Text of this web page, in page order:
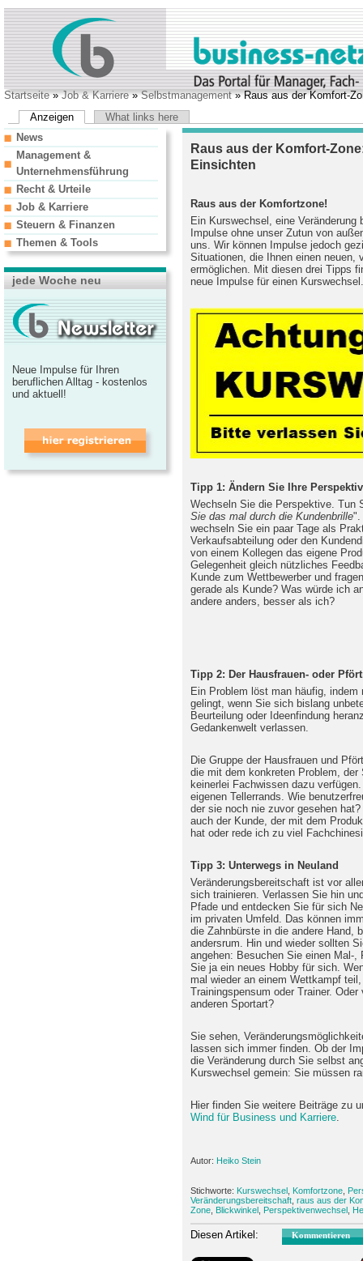
Startseite»Job & Karriere»Selbstmanagement» Raus aus der Komfort-
Anzeigen
What links here
Raus aus der Komfort-
Einsichten
Raus aus der Komfortzone!
Ein Kurswechsel, eine
Impulse ohne unser Zutun von
uns. Wir können Impulse jedoch
Situationen, die Ihnen einen neuen,
ermöglichen. Mit diesen drei Tipps
neue Impulse für einen Kurswechsel.
Tipp 1: Ändern Sie Ihre
Wechseln Sie die Perspektive. Tun
Sie das mal durch die Kundenbrille".
wechseln Sie ein paar Tage als
Verkaufsabteilung oder den
von einem Kollegen das eigene
Gelegenheit gleich nützliches
Kunde zum Wettbewerber und
gerade als Kunde? Was würde ich
andere anders, besser als ich?
Tipp 2: Der Hausfrauen- oder
Ein Problem löst man häufig,
gelingt, wenn Sie sich bislang
Beurteilung oder Ideenfindung
Gedankenwelt verlassen.
Die Gruppe der Hausfrauen und
die mit dem konkreten Problem,
keinerlei Fachwissen dazu
eigenen Tellerrands. Wie
der sie noch nie zuvor gesehen
auch der Kunde, der mit dem
hat oder rede ich zu viel
Tipp 3: Unterwegs in Neuland
Veränderungsbereitschaft ist vor
sich trainieren. Verlassen Sie hin
Pfade und entdecken Sie für sich
im privaten Umfeld. Das können
die Zahnbürste in die andere Hand,
andersrum. Hin und wieder sollten
angehen: Besuchen Sie einen Mal-
Sie ja ein neues Hobby für sich.
mal wieder an einem Wettkampf
Trainingspensum oder Trainer.
anderen Sportart?
Sie sehen,
lassen sich immer finden. Ob der
die Veränderung durch Sie selbst
Kurswechsel gemein: Sie müssen
Hier finden Sie weitere Beiträge zu
Wind für Business und Karriere
Autor: Heiko Stein
Stichworte: Kurswechsel Komfortzone
Veränderungsbereitschaft raus aus der
Zone Blickwinkel Perspektivenwechsel
Diesen Artikel: Kommentieren
News
Management &
Unternehmensführung
Recht & Urteile
Job & Karriere
Steuern & Finanzen
Themen & Tools
jede Woche neu
Neue Impulse für Ihren
beruflichen Alltag - kostenlos
und aktuell!